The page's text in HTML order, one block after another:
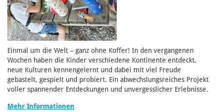
Einmal um die Welt – ganz ohne Koffer! In den vergangenen
Wochen haben die Kinder verschiedene Kontinente entdeckt,
neue Kulturen kennengelernt und dabei mit viel Freude
gebastelt, gespielt und probiert. Ein abwechslungsreiches Projekt
voller spannender Entdeckungen und unvergesslicher Erlebnisse.
Mehr Informationen